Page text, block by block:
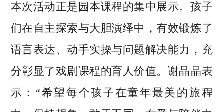
本次活动正是园本课程的集中展示。孩子
们在自主探索与大胆演绎中，有效锻炼了
语言表达、动手实操与问题解决能力，充
分彰显了戏剧课程的育人价值。谢晶晶表
示：“希望每个孩子在童年最美的旅程